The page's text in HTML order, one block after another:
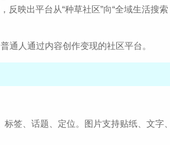
反映出平台从“种草社区”向“全域生活搜索
通人通过内容创作变现的社区平台。
签、话题、定位。图片支持贴纸、文字、